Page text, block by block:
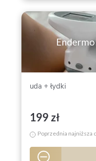
uda + łydki
199 zł
i Poprzednia najniższa